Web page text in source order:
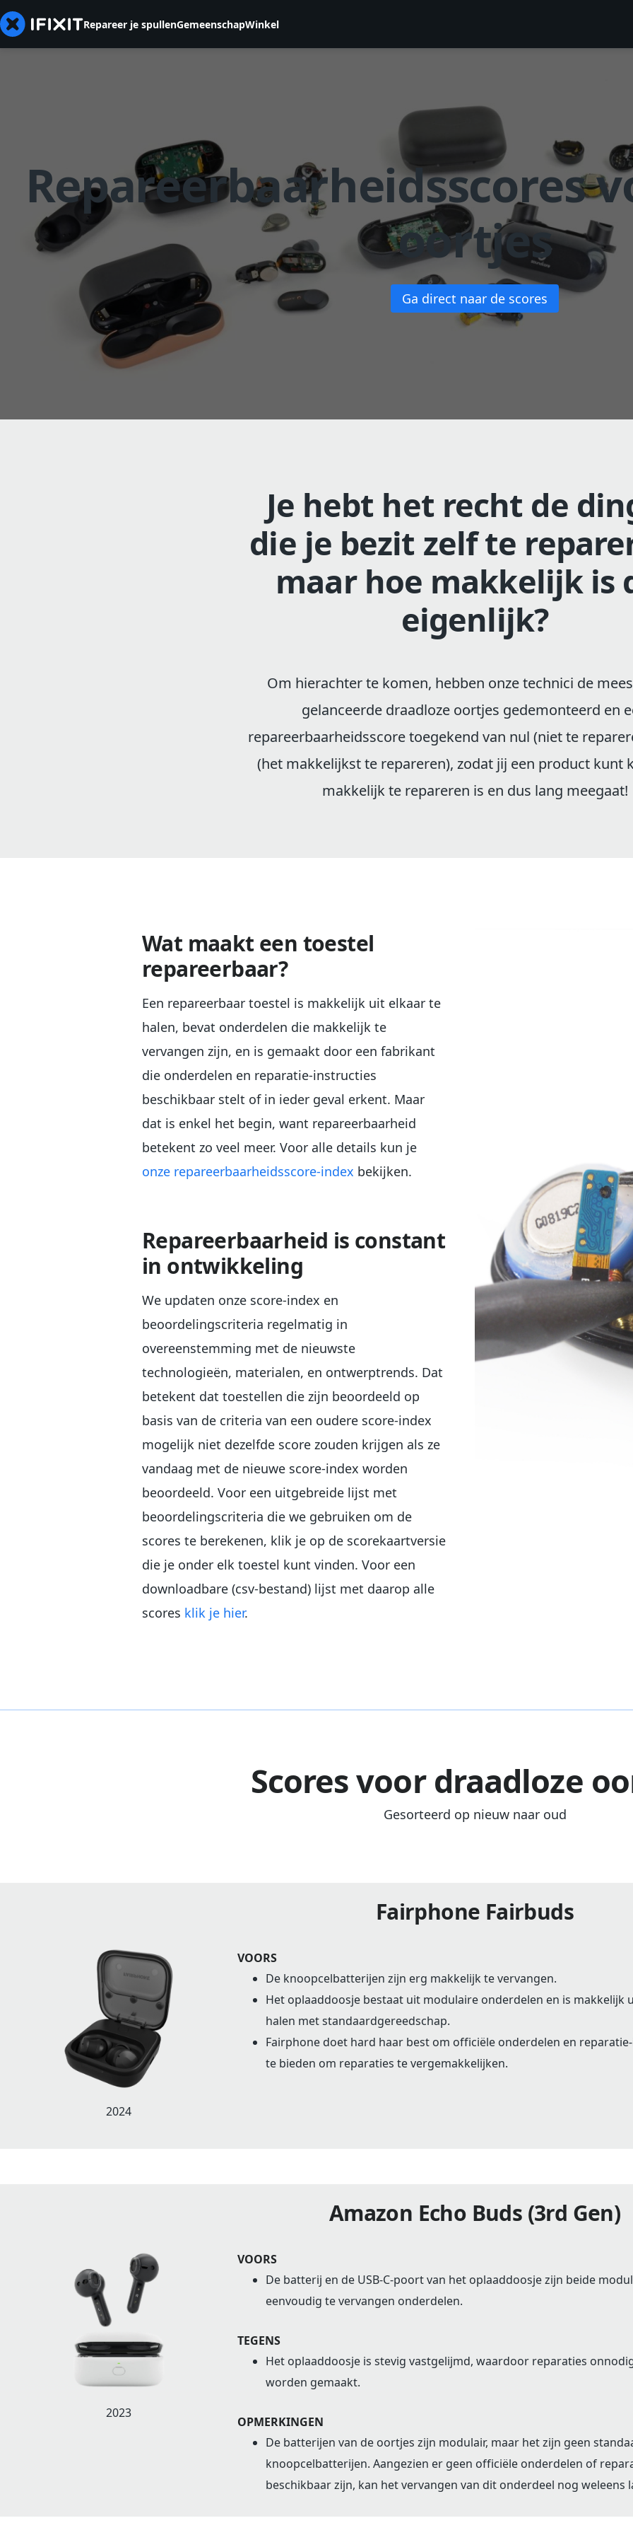
Repareer je spullenGemeenschapWinkel
Repareerbaarheidsscores
oortjes
Ga direct naar de scores
Je hebt het recht de
die je bezit zelf te
maar hoe makkelijk is
eigenlijk?
Om hierachter te komen, hebben onze technici de
gelanceerde draadloze oortjes gedemonteerd en
repareerbaarheidsscore toegekend van nul (niet te
(het makkelijkst te repareren), zodat jij een product kunt
makkelijk te repareren is en dus lang meegaat!
Wat maakt een toestel
repareerbaar?
Een repareerbaar toestel is makkelijk uit elkaar te
halen, bevat onderdelen die makkelijk te
vervangen zijn, en is gemaakt door een fabrikant
die onderdelen en reparatie-instructies
beschikbaar stelt of in ieder geval erkent. Maar
dat is enkel het begin, want repareerbaarheid
betekent zo veel meer. Voor alle details kun je
onze repareerbaarheidsscore-index bekijken.
Repareerbaarheid is constant
in ontwikkeling
We updaten onze score-index en
beoordelingscriteria regelmatig in
overeenstemming met de nieuwste
technologieën, materialen, en ontwerptrends. Dat
betekent dat toestellen die zijn beoordeeld op
basis van de criteria van een oudere score-index
mogelijk niet dezelfde score zouden krijgen als ze
vandaag met de nieuwe score-index worden
beoordeeld. Voor een uitgebreide lijst met
beoordelingscriteria die we gebruiken om de
scores te berekenen, klik je op de scorekaartversie
die je onder elk toestel kunt vinden. Voor een
downloadbare (csv-bestand) lijst met daarop alle
scores klik je hier.
Scores voor draadloze
Gesorteerd op nieuw naar oud
Fairphone Fairbuds
2024
VOORS
De knoopcelbatterijen zijn erg makkelijk te vervangen.
Het oplaaddoosje bestaat uit modulaire onderdelen en is makkelijk
halen met standaardgereedschap.
Fairphone doet hard haar best om officiële onderdelen en
te bieden om reparaties te vergemakkelijken.
Amazon Echo Buds (3rd Gen)
2023
VOORS
De batterij en de USB-C-poort van het oplaaddoosje zijn beide
eenvoudig te vervangen onderdelen.
TEGENS
Het oplaaddoosje is stevig vastgelijmd, waardoor reparaties
worden gemaakt.
OPMERKINGEN
De batterijen van de oortjes zijn modulair, maar het zijn geen
knoopcelbatterijen. Aangezien er geen officiële onderdelen of
beschikbaar zijn, kan het vervangen van dit onderdeel nog weleens